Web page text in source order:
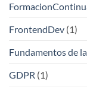
FrontendDev (1)
Fundamentos de
GDPR (1)